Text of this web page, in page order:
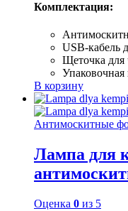
Комплектация:
USB-кабель
Щеточка для
Упаковочная
В корзину
Антимоскитные
Лампа для
Оценка 0 из 5